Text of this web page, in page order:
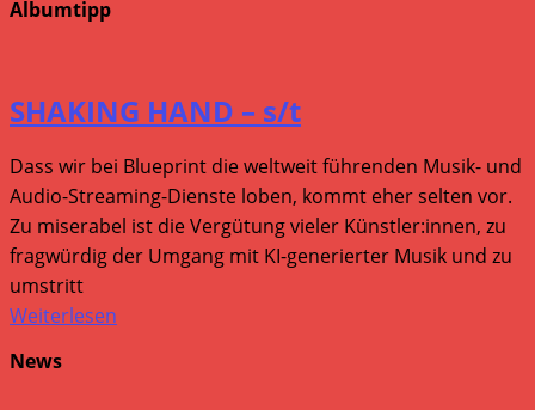
Albumtipp
SHAKING HAND – s/t
Dass wir bei Blueprint die weltweit führenden Musik- und
Audio-Streaming-Dienste loben, kommt eher selten vor.
Zu miserabel ist die Vergütung vieler Künstler:innen, zu
fragwürdig der Umgang mit KI-generierter Musik und zu
umstritt
Weiterlesen
News